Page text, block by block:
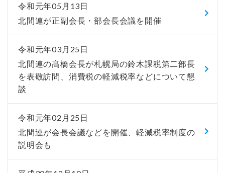
令和元年05月13日
北間連が正副会長・部会長会議を開催
令和元年03月25日
北間連の髙橋会長が札幌局の鈴木課税第二部長
を表敬訪問、消費税の軽減税率などについて懇
談
令和元年02月25日
北間連が会長会議などを開催、軽減税率制度の
説明会も